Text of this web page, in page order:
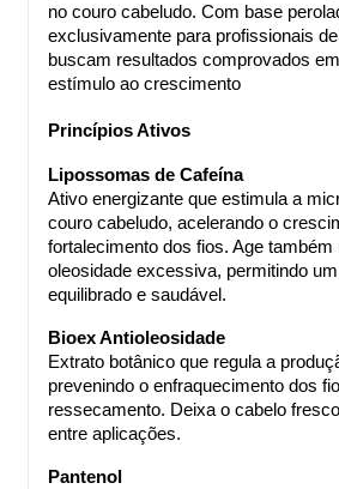
no couro cabeludo. Com base
exclusivamente para profissionais
buscam resultados comprovados
estímulo ao crescimento
Princípios Ativos
Lipossomas de Cafeína
Ativo energizante que estimula a
couro cabeludo, acelerando o
fortalecimento dos fios. Age também
oleosidade excessiva, permitindo
equilibrado e saudável.
Bioex Antioleosidade
Extrato botânico que regula a
prevenindo o enfraquecimento dos
ressecamento. Deixa o cabelo
entre aplicações.
Pantenol